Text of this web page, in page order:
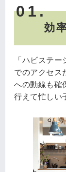
01.
効
「ハビステ
でのアクセス
への動線も確
行えて忙しい